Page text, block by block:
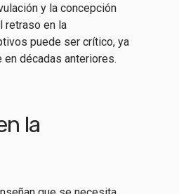
y la concepción
retraso en la
puede ser crítico, ya
en décadas anteriores.
la